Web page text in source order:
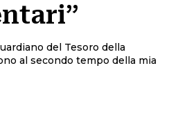
del Tesoro della